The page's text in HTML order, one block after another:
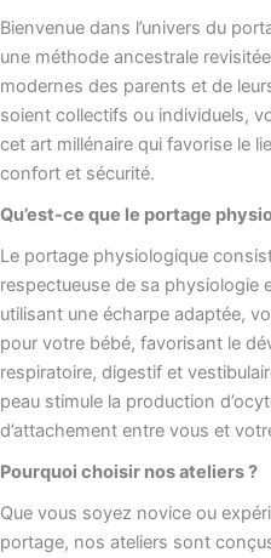
Bienvenue dans l’univers du
une méthode ancestrale
modernes des parents et de
soient collectifs ou individuels,
cet art millénaire qui favorise le
confort et sécurité.
Qu’est-ce que le portage
Le portage physiologique
respectueuse de sa physiologie
utilisant une écharpe adaptée,
pour votre bébé, favorisant le
respiratoire, digestif et
peau stimule la production
d’attachement entre vous et
Pourquoi choisir nos ateliers ?
Que vous soyez novice ou
portage, nos ateliers sont